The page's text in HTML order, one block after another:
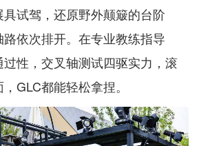
试驾，还原野外颠簸的台阶
依次排开。在专业教练指导
性，交叉轴测试四驱实力，滚
GLC都能轻松拿捏。